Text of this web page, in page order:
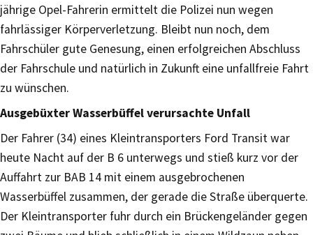
jährige Opel-Fahrerin ermittelt die Polizei nun wegen
fahrlässiger Körperverletzung. Bleibt nun noch, dem
Fahrschüler gute Genesung, einen erfolgreichen Abschluss
der Fahrschule und natürlich in Zukunft eine unfallfreie Fahrt
zu wünschen.
Ausgebüxter Wasserbüffel verursachte Unfall
Der Fahrer (34) eines Kleintransporters Ford Transit war
heute Nacht auf der B 6 unterwegs und stieß kurz vor der
Auffahrt zur BAB 14 mit einem ausgebrochenen
Wasserbüffel zusammen, der gerade die Straße überquerte.
Der Kleintransporter fuhr durch ein Brückengeländer gegen